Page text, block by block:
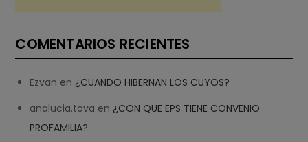
COMENTARIOS RECIENTES
Ezvan en ¿CUANDO HIBERNAN LOS CUYOS?
analucia.tova en ¿CON QUE EPS TIENE CONVENIO
PROFAMILIA?